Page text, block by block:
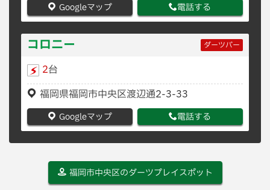
Googleマップ 電話する
コロニー ダーツバー
2台
福岡県福岡市中央区渡辺通2-3-33
Googleマップ 電話する
福岡市中央区のダーツプレイスポット